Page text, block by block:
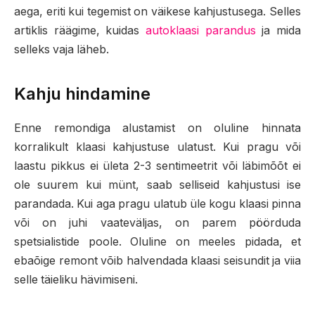
aega, eriti kui tegemist on väikese kahjustusega. Selles
artiklis räägime, kuidas autoklaasi parandus ja mida
selleks vaja läheb.
Kahju hindamine
Enne remondiga alustamist on oluline hinnata
korralikult klaasi kahjustuse ulatust. Kui pragu või
laastu pikkus ei ületa 2-3 sentimeetrit või läbimõõt ei
ole suurem kui münt, saab selliseid kahjustusi ise
parandada. Kui aga pragu ulatub üle kogu klaasi pinna
või on juhi vaateväljas, on parem pöörduda
spetsialistide poole. Oluline on meeles pidada, et
ebaõige remont võib halvendada klaasi seisundit ja viia
selle täieliku hävimiseni.